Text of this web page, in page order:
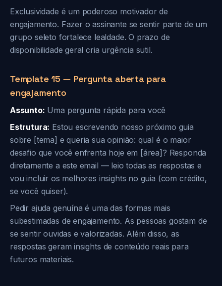
Exclusividade é um poderoso motivador de
engajamento. Fazer o assinante se sentir parte de um
grupo seleto fortalece lealdade. O prazo de
disponibilidade geral cria urgência sutil.
Template 15 — Pergunta aberta para
engajamento
Assunto: Uma pergunta rápida para você
Estrutura: Estou escrevendo nosso próximo guia
sobre [tema] e queria sua opinião: qual é o maior
desafio que você enfrenta hoje em [área]? Responda
diretamente a este email — leio todas as respostas e
vou incluir os melhores insights no guia (com crédito,
se você quiser).
Pedir ajuda genuína é uma das formas mais
subestimadas de engajamento. As pessoas gostam de
se sentir ouvidas e valorizadas. Além disso, as
respostas geram insights de conteúdo reais para
futuros materiais.